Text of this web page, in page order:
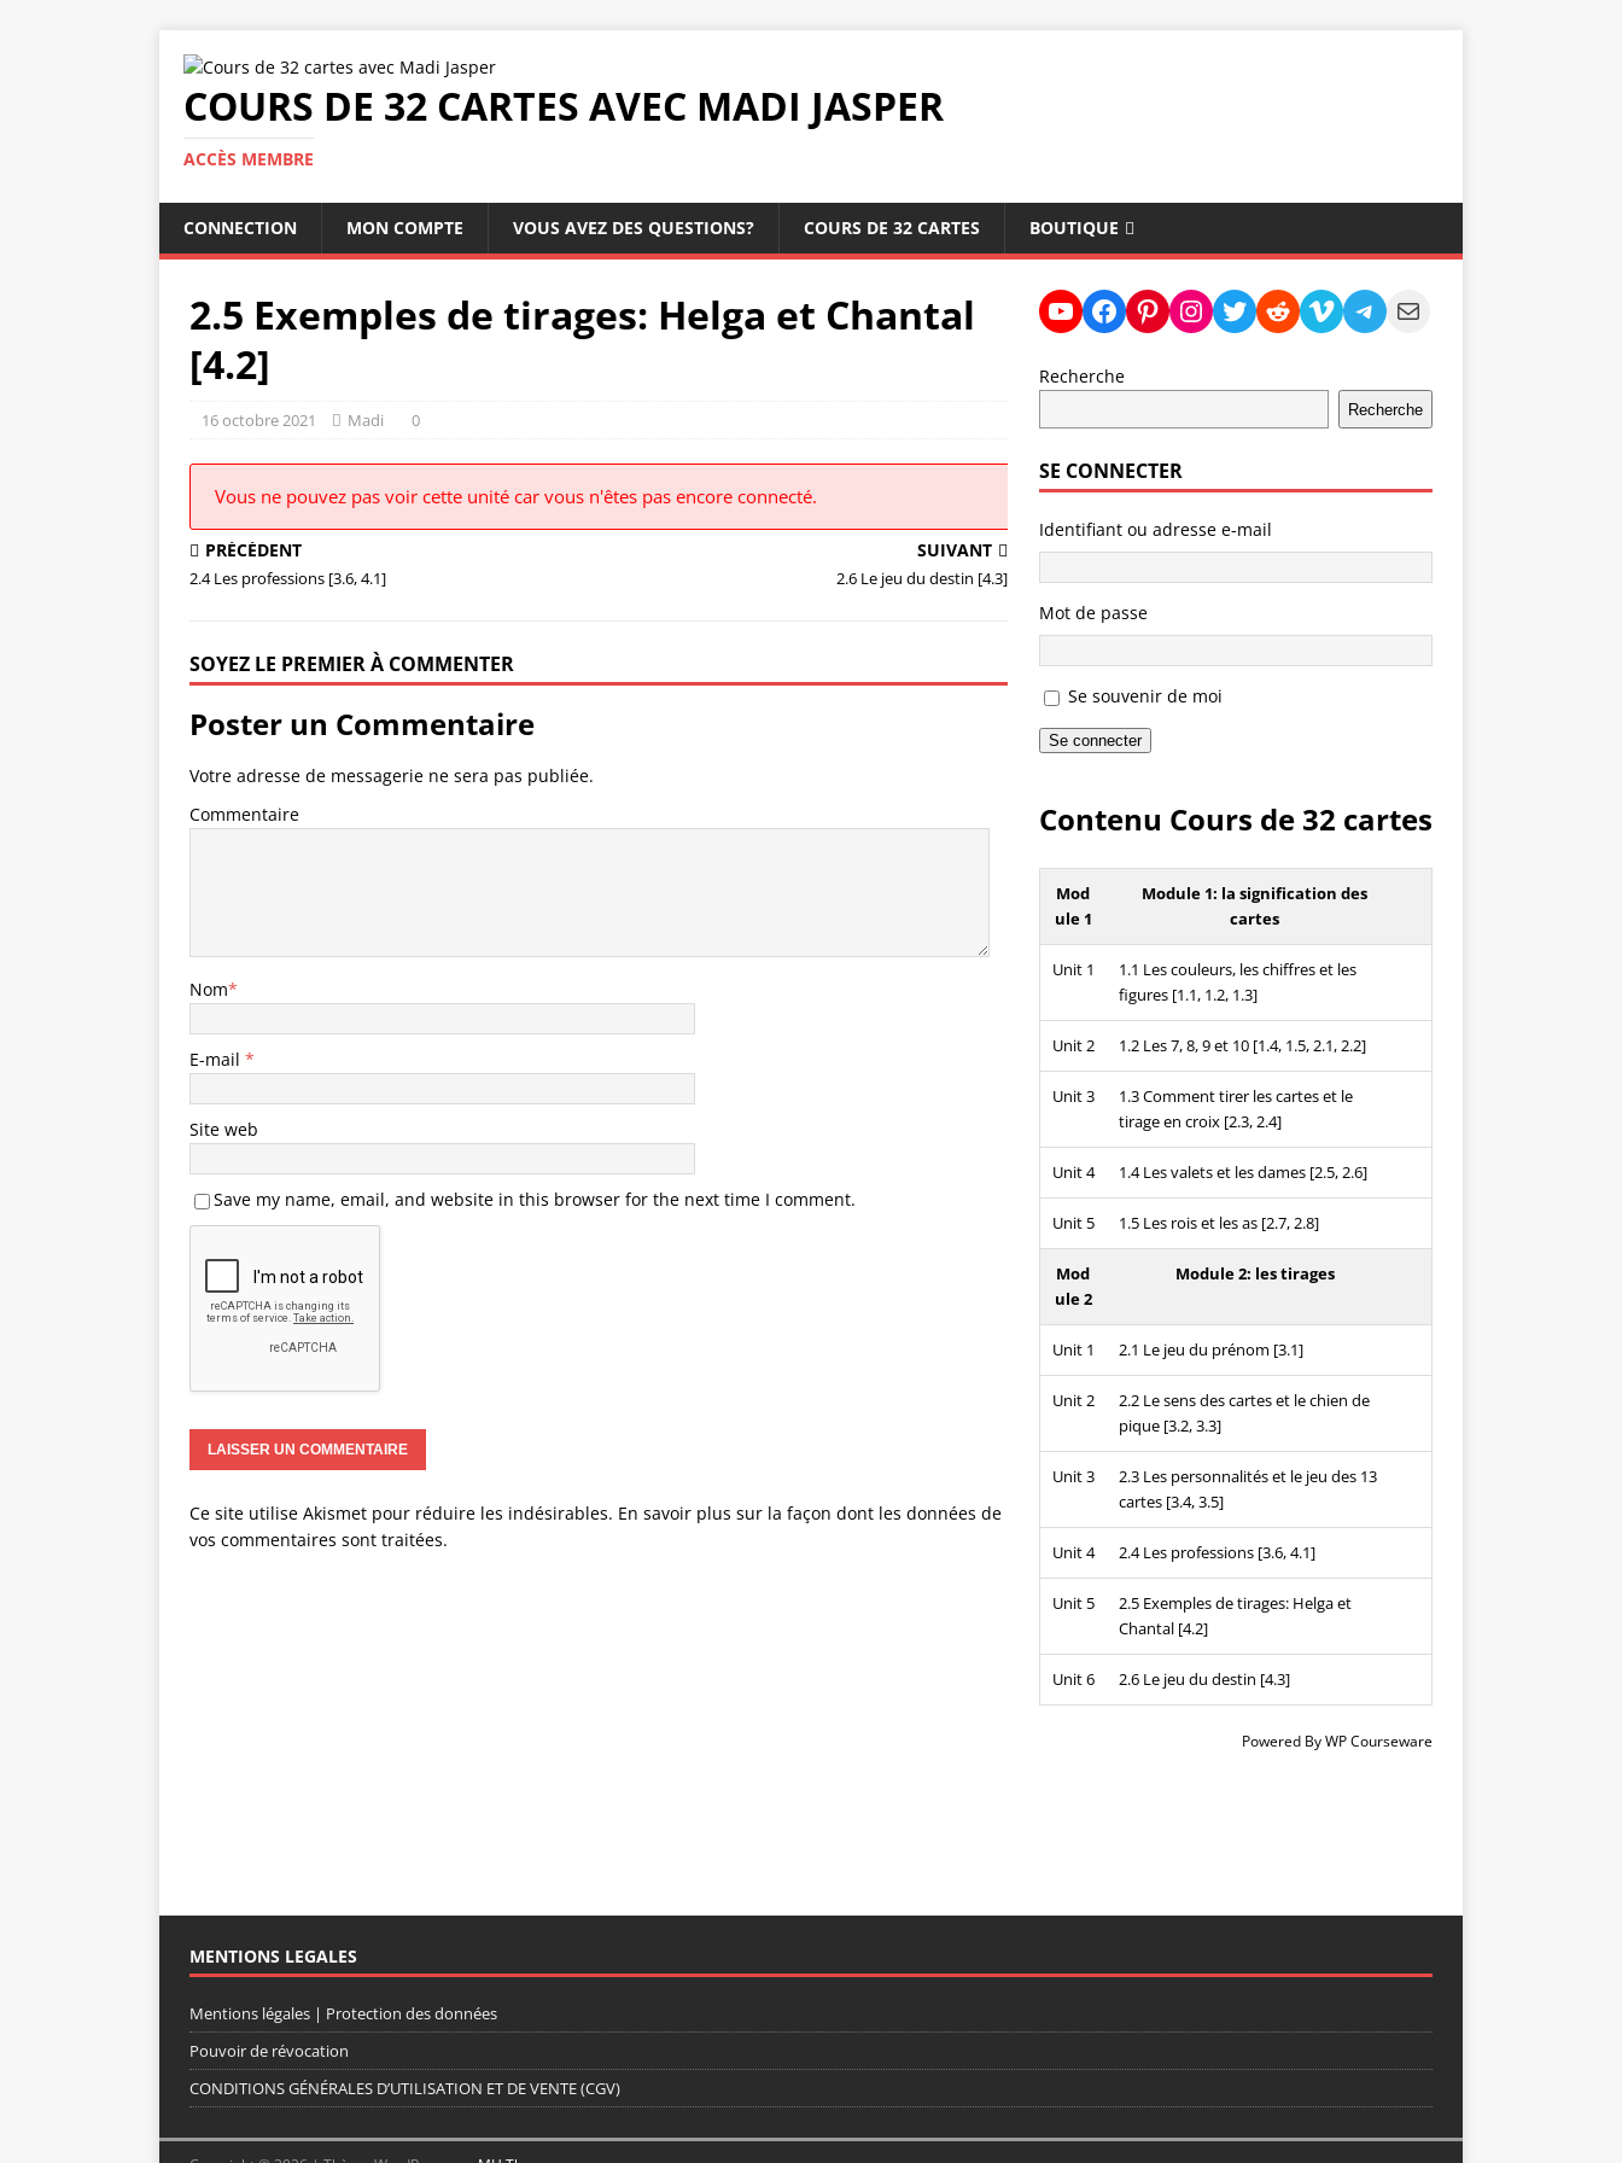
COURS DE 32 CARTES AVEC MADI JASPER
ACCÈS MEMBRE
CONNECTION MON COMPTE VOUS AVEZ DES QUESTIONS? COURS DE 32 CARTES BOUTIQUE
2.5 Exemples de tirages: Helga et Chantal
[4.2]
16 octobre 2021 Madi 0
Vous ne pouvez pas voir cette unité car vous n'êtes pas encore connecté.
PRÉCÉDENT
2.4 Les professions [3.6, 4.1]
SUIVANT
2.6 Le jeu du destin [4.3]
SOYEZ LE PREMIER À COMMENTER
Poster un Commentaire
Votre adresse de messagerie ne sera pas publiée.
Commentaire
Nom*
E-mail *
Site web
Save my name, email, and website in this browser for the next time I comment.
Ce site utilise Akismet pour réduire les indésirables. En savoir plus sur la façon dont les données de
vos commentaires sont traitées.
Recherche
Recherche
SE CONNECTER
Identifiant ou adresse e-mail
Mot de passe
Se souvenir de moi
Se connecter
Contenu Cours de 32 cartes
Mod
ule 1
Module 1: la signification des
cartes
Unit 1
1.1 Les couleurs, les chiffres et les
figures [1.1, 1.2, 1.3]
Unit 2 1.2 Les 7, 8, 9 et 10 [1.4, 1.5, 2.1, 2.2]
Unit 3
1.3 Comment tirer les cartes et le
tirage en croix [2.3, 2.4]
Unit 4 1.4 Les valets et les dames [2.5, 2.6]
Unit 5 1.5 Les rois et les as [2.7, 2.8]
Mod
ule 2
Module 2: les tirages
Unit 1 2.1 Le jeu du prénom [3.1]
Unit 2
2.2 Le sens des cartes et le chien de
pique [3.2, 3.3]
Unit 3
2.3 Les personnalités et le jeu des 13
cartes [3.4, 3.5]
Unit 4 2.4 Les professions [3.6, 4.1]
Unit 5
2.5 Exemples de tirages: Helga et
Chantal [4.2]
Unit 6 2.6 Le jeu du destin [4.3]
Powered ByWP Courseware
MENTIONS LEGALES
Mentions légales | Protection des données
Pouvoir de révocation
CONDITIONS GÉNÉRALES D’UTILISATION ET DE VENTE (CGV)